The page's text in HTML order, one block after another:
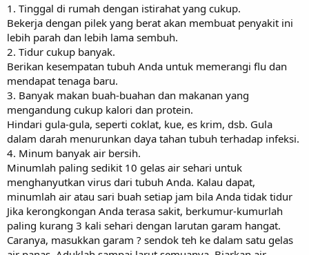
1. Tinggal di rumah dengan istirahat yang cukup.
Bekerja dengan pilek yang berat akan membuat penyakit ini
lebih parah dan lebih lama sembuh.
2. Tidur cukup banyak.
Berikan kesempatan tubuh Anda untuk memerangi flu dan
mendapat tenaga baru.
3. Banyak makan buah-buahan dan makanan yang
mengandung cukup kalori dan protein.
Hindari gula-gula, seperti coklat, kue, es krim, dsb. Gula
dalam darah menurunkan daya tahan tubuh terhadap infeksi.
4. Minum banyak air bersih.
Minumlah paling sedikit 10 gelas air sehari untuk
menghanyutkan virus dari tubuh Anda. Kalau dapat,
minumlah air atau sari buah setiap jam bila Anda tidak tidur
Jika kerongkongan Anda terasa sakit, berkumur-kumurlah
paling kurang 3 kali sehari dengan larutan garam hangat.
Caranya, masukkan garam ? sendok teh ke dalam satu gelas